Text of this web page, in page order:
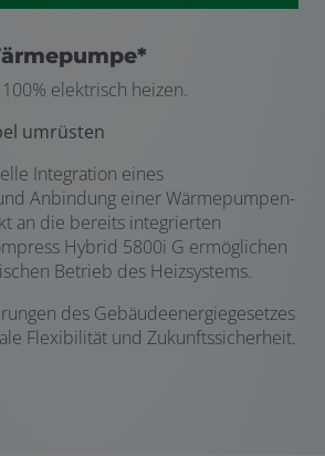
elektrisch heizen.
umrüsten
Integration eines
Anbindung einer Wärmepumpen-
an die bereits integrierten
Hybrid 5800i G ermöglichen
Betrieb des Heizsystems.
des Gebäudeenergiegesetzes
Flexibilität und Zukunftssicherheit.